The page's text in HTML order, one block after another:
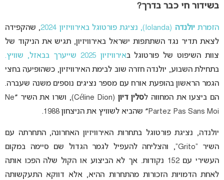
בשידור חי כבר בדרך?
הזמרתיולנדה (Iolanda), נציגת פורטוגל באירוויזיון 2024
, שהקפידה
לצאת תדיר נגד השתתפות ישראל באירוויזיון, תגיש את הניקוד של
צוות השיפוט של פורטוגל באירוויזיון 2025 שייערך בבאזל, שוויץ.
בתחילת השבוע, יולנדה חזרה שוב לבימת האירוויזיון, כשהופיעה בחצי
הגמר הראשון בהופעת אורח עם מספר נציגים נוספים משנה שעברה.
הם ביצעו את המחווה לסלין דיון
(Céline Dion), ושרו את השיר ״Ne
Partez Pas Sans Moi״ שהביא לשוויץ את הניצחון 1988.
יולנדה, נציגת פורטוגל בתחרות האירוויזיון האחרונה, התחרתה עם
השיר “Grito”, והצליחה להעפיל לגמר הגדול שם סיימה במקום
העשירי עם 152 נקודות. אך לא הביצוע או הקול שלה הפכו אותה
לאחת הדמויות הזכורות מהתחרות ההיא, אלא דווקא התעקשותה